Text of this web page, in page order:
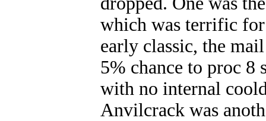
which was terrific
early classic, the
5% chance to proc 8
with no internal
Anvilcrack was